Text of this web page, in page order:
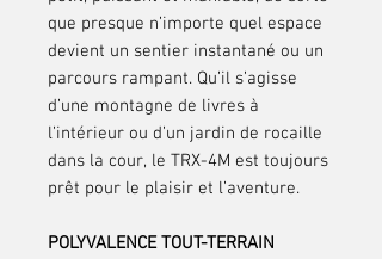
que presque n’importe quel espace
devient un sentier instantané ou un
parcours rampant. Qu’il s’agisse
d’une montagne de livres à
l’intérieur ou d’un jardin de rocaille
dans la cour, le TRX-4M est toujours
prêt pour le plaisir et l’aventure.
POLYVALENCE TOUT-TERRAIN